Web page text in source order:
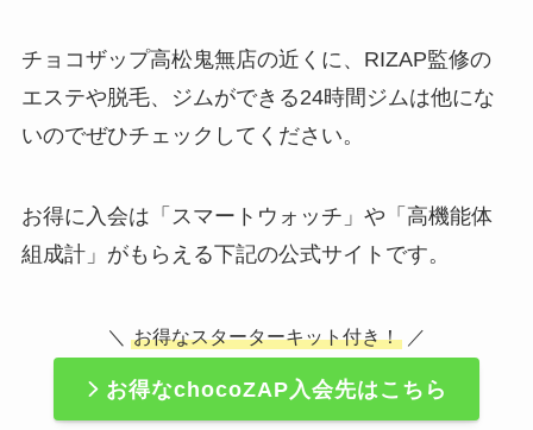
チョコザップ高松鬼無店の近くに、RIZAP監修の
エステや脱毛、ジムができる24時間ジムは他にな
いのでぜひチェックしてください。
お得に入会は「スマートウォッチ」や「高機能体
組成計」がもらえる下記の公式サイトです。
＼ お得なスターターキット付き！ ／
お得なchocoZAP入会先はこちら